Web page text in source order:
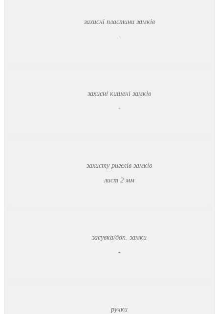
захисні пластини замків
-
захисні кишені замків
-
захисту ригелів замків
лист 2 мм
засувка/доп. замки
-
ручки